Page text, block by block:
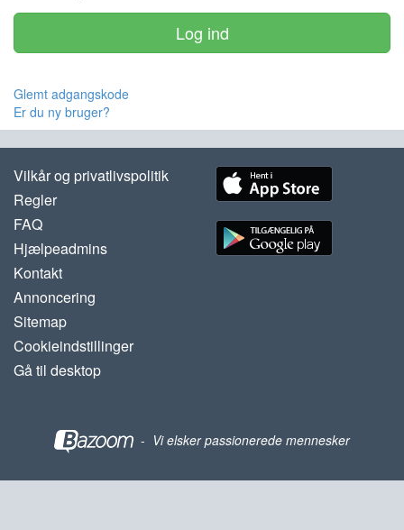
Log ind
Glemt adgangskode
Er du ny bruger?
Vilkår og privatlivspolitik
Regler
FAQ
Hjælpeadmins
Kontakt
Annoncering
Sitemap
Cookieindstillinger
Gå til desktop
- Vi elsker passionerede mennesker